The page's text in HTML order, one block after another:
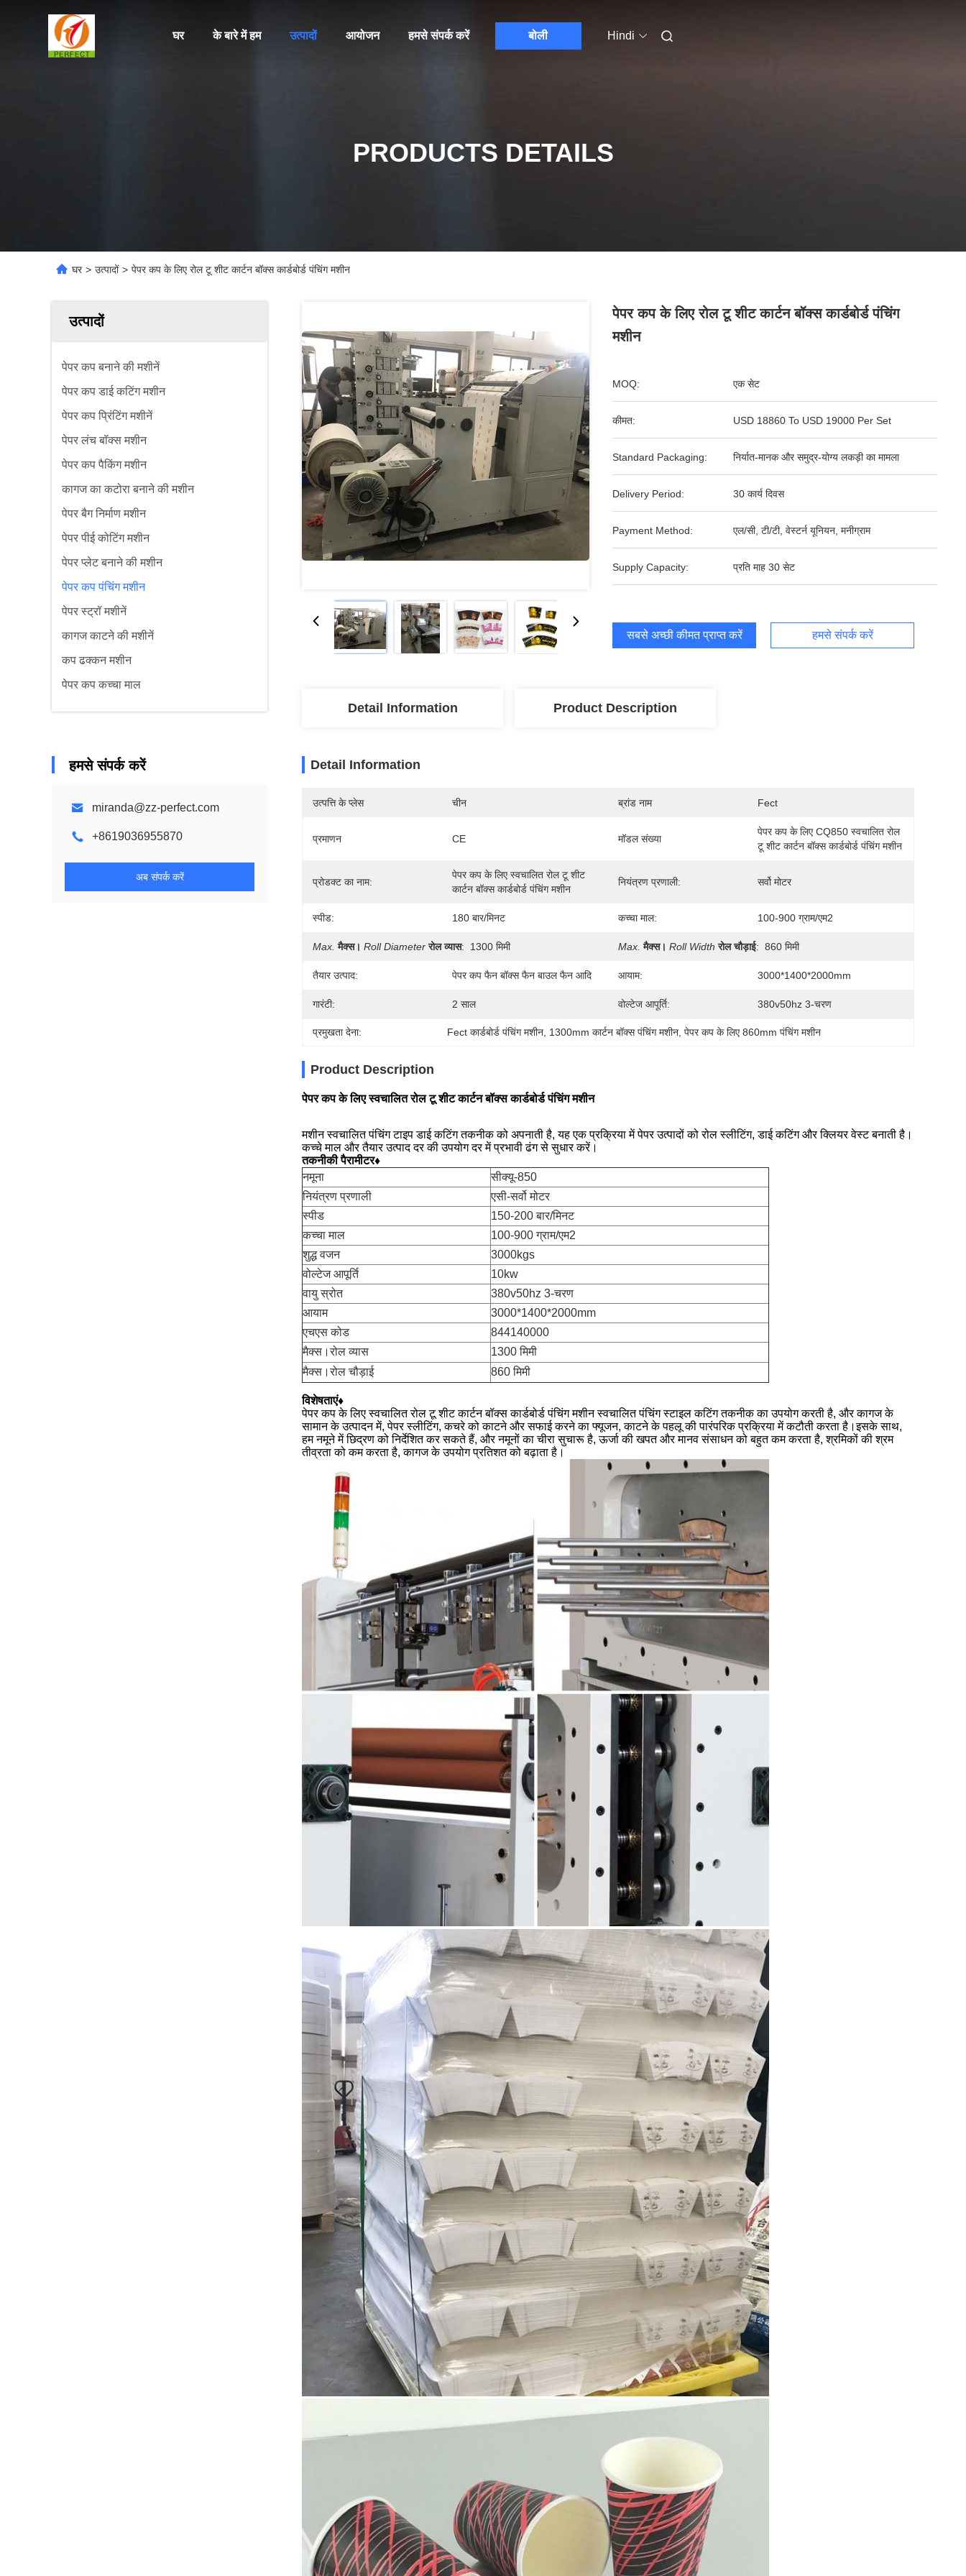
घर के बारे में हम उत्पादों आयोजन हमसे संपर्क करें बोली Hindi
PRODUCTS DETAILS
घर > उत्पादों > पेपर कप के लिए रोल टू शीट कार्टन बॉक्स कार्डबोर्ड पंचिंग मशीन
उत्पादों
पेपर कप बनाने की मशीनें
पेपर कप डाई कटिंग मशीन
पेपर कप प्रिंटिंग मशीनें
पेपर लंच बॉक्स मशीन
पेपर कप पैकिंग मशीन
कागज का कटोरा बनाने की मशीन
पेपर बैग निर्माण मशीन
पेपर पीई कोटिंग मशीन
पेपर प्लेट बनाने की मशीन
पेपर कप पंचिंग मशीन
पेपर स्ट्रॉ मशीनें
कागज काटने की मशीनें
कप ढक्कन मशीन
पेपर कप कच्चा माल
हमसे संपर्क करें
miranda@zz-perfect.com
+8619036955870
अब संपर्क करें
पेपर कप के लिए रोल टू शीट कार्टन बॉक्स कार्डबोर्ड पंचिंग
मशीन
MOQ: एक सेट
कीमत: USD 18860 To USD 19000 Per Set
Standard Packaging: निर्यात-मानक और समुद्र-योग्य लकड़ी का मामला
Delivery Period: 30 कार्य दिवस
Payment Method: एल/सी, टी/टी, वेस्टर्न यूनियन, मनीग्राम
Supply Capacity: प्रति माह 30 सेट
सबसे अच्छी कीमत प्राप्त करें हमसे संपर्क करें
Detail Information Product Description
Detail Information
उत्पत्ति के प्लेस चीन ब्रांड नाम Fect
प्रमाणन CE मॉडल संख्या
पेपर कप के लिए CQ850 स्वचालित रोल
टू शीट कार्टन बॉक्स कार्डबोर्ड पंचिंग मशीन
प्रोडक्ट का नाम:
पेपर कप के लिए स्वचालित रोल टू शीट
कार्टन बॉक्स कार्डबोर्ड पंचिंग मशीन
नियंत्रण प्रणाली: सर्वो मोटर
स्पीड: 180 बार/मिनट कच्चा माल: 100-900 ग्राम/एम2
Max. मैक्स। Roll Diameter रोल व्यास: 1300 मिमी Max. मैक्स। Roll Width रोल चौड़ाई: 860 मिमी
तैयार उत्पाद: पेपर कप फैन बॉक्स फैन बाउल फैन आदि आयाम: 3000*1400*2000mm
गारंटी: 2 साल वोल्टेज आपूर्ति: 380v50hz 3-चरण
प्रमुखता देना: Fect कार्डबोर्ड पंचिंग मशीन 1300mm कार्टन बॉक्स पंचिंग मशीन , पेपर कप के लिए 860mm पंचिंग मशीन
Product Description
पेपर कप के लिए स्वचालित रोल टू शीट कार्टन बॉक्स कार्डबोर्ड पंचिंग मशीन
मशीन स्वचालित पंचिंग टाइप डाई कटिंग तकनीक को अपनाती है, यह एक प्रक्रिया में पेपर उत्पादों को रोल स्लीटिंग, डाई कटिंग और क्लियर वेस्ट बनाती है।
कच्चे माल और तैयार उत्पाद दर की उपयोग दर में प्रभावी ढंग से सुधार करें।
तकनीकी पैरामीटर♦
नमूना
सीक्यू-850
नियंत्रण प्रणाली
एसी-सर्वो मोटर
स्पीड
150-200 बार/मिनट
कच्चा माल
100-900 ग्राम/एम2
शुद्ध वजन
3000kgs
वोल्टेज आपूर्ति
10kw
वायु स्रोत
380v50hz 3-चरण
आयाम
3000*1400*2000mm
एचएस कोड
844140000
मैक्स।रोल व्यास
1300 मिमी
मैक्स।रोल चौड़ाई
860 मिमी
विशेषताएं♦
पेपर कप के लिए स्वचालित रोल टू शीट कार्टन बॉक्स कार्डबोर्ड पंचिंग मशीन स्वचालित पंचिंग स्टाइल कटिंग तकनीक का उपयोग करती है, और कागज के
सामान के उत्पादन में, पेपर स्लीटिंग, कचरे को काटने और सफाई करने का फ्यूजन, काटने के पहलू की पारंपरिक प्रक्रिया में कटौती करता है।इसके साथ,
हम नमूने में छिद्रण को निर्देशित कर सकते हैं, और नमूनों का चीरा सुचारू है, ऊर्जा की खपत और मानव संसाधन को बहुत कम करता है, श्रमिकों की श्रम
तीव्रता को कम करता है, कागज के उपयोग प्रतिशत को बढ़ाता है।